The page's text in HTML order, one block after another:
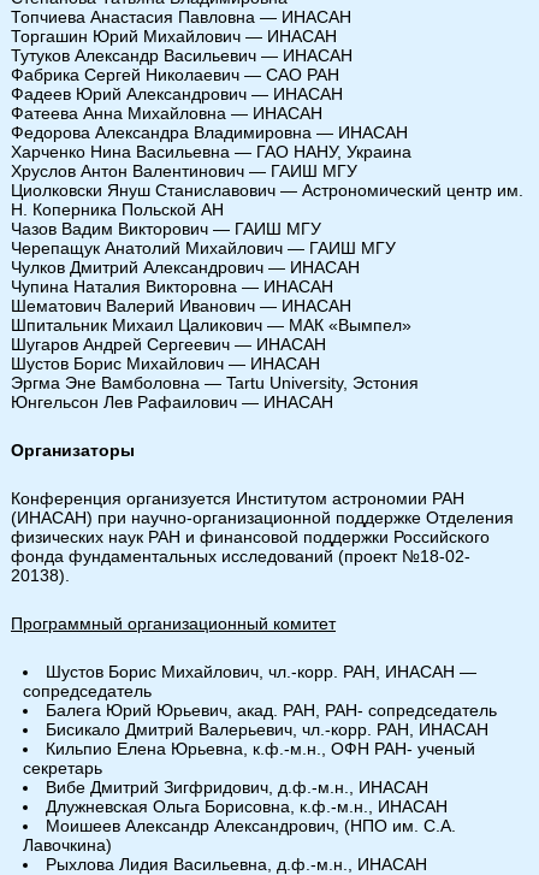
Топчиева Анастасия Павловна — ИНАСАН
Торгашин Юрий Михайлович — ИНАСАН
Тутуков Александр Васильевич — ИНАСАН
Фабрика Сергей Николаевич — САО РАН
Фадеев Юрий Александрович — ИНАСАН
Фатеева Анна Михайловна — ИНАСАН
Федорова Александра Владимировна — ИНАСАН
Харченко Нина Васильевна — ГАО НАНУ, Украина
Хруслов Антон Валентинович — ГАИШ МГУ
Циолковски Януш Станиславович — Астрономический центр им.
Н. Коперника Польской АН
Чазов Вадим Викторович — ГАИШ МГУ
Черепащук Анатолий Михайлович — ГАИШ МГУ
Чулков Дмитрий Александрович — ИНАСАН
Чупина Наталия Викторовна — ИНАСАН
Шематович Валерий Иванович — ИНАСАН
Шпитальник Михаил Цаликович — МАК «Вымпел»
Шугаров Андрей Сергеевич — ИНАСАН
Шустов Борис Михайлович — ИНАСАН
Эргма Эне Вамболовна — Tartu University, Эстония
Юнгельсон Лев Рафаилович — ИНАСАН
Организаторы
Конференция организуется Институтом астрономии РАН
(ИНАСАН) при научно-организационной поддержке Отделения
физических наук РАН и финансовой поддержки Российского
фонда фундаментальных исследований (проект №18-02-
20138).
Программный организационный комитет
Шустов Борис Михайлович, чл.-корр. РАН, ИНАСАН —
сопредседатель
Балега Юрий Юрьевич, акад. РАН, РАН- сопредседатель
Бисикало Дмитрий Валерьевич, чл.-корр. РАН, ИНАСАН
Кильпио Елена Юрьевна, к.ф.-м.н., ОФН РАН- ученый
секретарь
Вибе Дмитрий Зигфридович, д.ф.-м.н., ИНАСАН
Длужневская Ольга Борисовна, к.ф.-м.н., ИНАСАН
Моишеев Александр Александрович, (НПО им. С.А.
Лавочкина)
Рыхлова Лидия Васильевна, д.ф.-м.н., ИНАСАН